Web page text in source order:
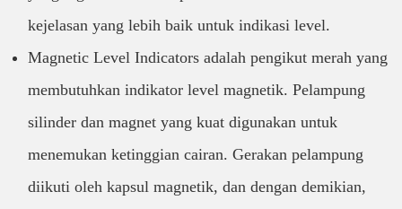
kejelasan yang lebih baik untuk indikasi level.
Magnetic Level Indicators adalah pengikut merah yang
membutuhkan indikator level magnetik. Pelampung
silinder dan magnet yang kuat digunakan untuk
menemukan ketinggian cairan. Gerakan pelampung
diikuti oleh kapsul magnetik, dan dengan demikian,